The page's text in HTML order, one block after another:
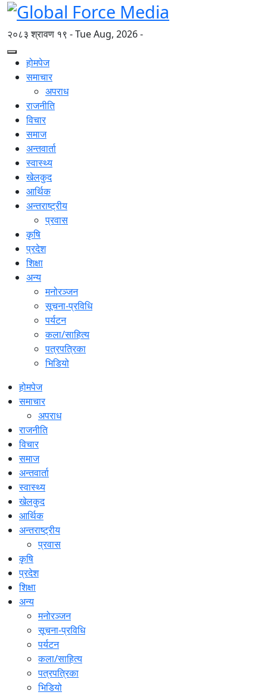
२०८३ श्रावण १९ - Tue Aug, 2026 -
होमपेज
समाचार
अपराध
राजनीति
विचार
समाज
अन्तवार्ता
स्वास्थ्य
खेलकुद
आर्थिक
अन्तराष्ट्रीय
प्रवास
कृषि
प्रदेश
शिक्षा
अन्य
मनोरञ्जन
सूचना-प्रविधि
पर्यटन
कला/साहित्य
पत्रपत्रिका
भिडियो
होमपेज
समाचार
अपराध
राजनीति
विचार
समाज
अन्तवार्ता
स्वास्थ्य
खेलकुद
आर्थिक
अन्तराष्ट्रीय
प्रवास
कृषि
प्रदेश
शिक्षा
अन्य
मनोरञ्जन
सूचना-प्रविधि
पर्यटन
कला/साहित्य
पत्रपत्रिका
भिडियो